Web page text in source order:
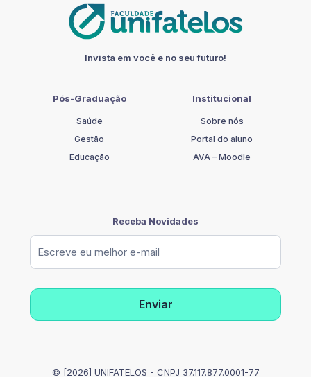
Invista em você e no seu futuro!
Pós-Graduação
Saúde
Gestão
Educação
Institucional
Sobre nós
Portal do aluno
AVA – Moodle
Receba Novidades
© [2026] UNIFATELOS - CNPJ 37.117.877.0001-77